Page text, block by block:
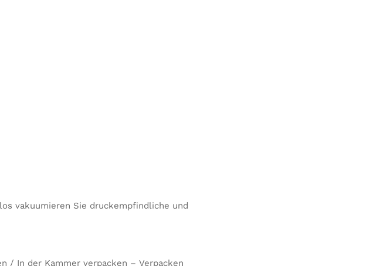
vakuumieren Sie druckempfindliche und
/ In der Kammer verpacken – Verpacken